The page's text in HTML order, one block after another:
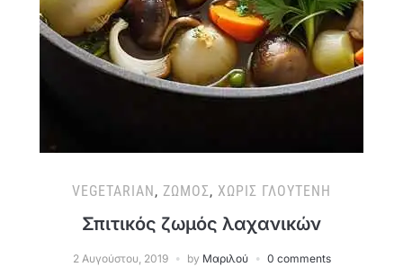
VEGETARIAN, ΖΩΜΌΣ, ΧΩΡΊΣ ΓΛΟΥΤΈΝΗ
Σπιτικός ζωμός λαχανικών
2 Αυγούστου, 2019 by Μαριλού 0 comments